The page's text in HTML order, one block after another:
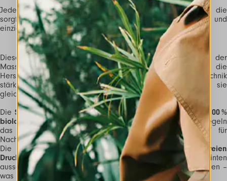
Jedes Teil zeigt eine Auswahl exklusiver HIGH-Drucke, die
sorgfältig platziert wurden, um eine dynamische Collage und
einzigartige Muster zu schaffen.
Dieser künstlerische Ansatz stellt die gängigen Modelle der
Massenproduktion infrage und fördert stattdessen die
Herstellung kleiner Mengen. Die Einzellagen-Zuschnitttechnik
stärkt die„Made-on-Demand“-Philosophie , indem sie
gleichzeitig Stoffabfälle und Überproduktion reduziert.
Die SPORT SMART-Teilewerdenvollständig in Italien aus 100 %
biologisch abbaubarer Bio-Baumwolle gefertigt
und spiegeln
das gemeinsame Engagement von
HIGH und OGAT für
Nachhaltigkeit wider.
Die Produktion erfolgt mit einer innovativen, wasserfreien
Drucktechnologie
, bei der umweltfreundliche Tinten
ausschließlich auf fertige Kleidungsstücke aufgetragen werden –
was die Umweltbelastung erheblich reduziert.